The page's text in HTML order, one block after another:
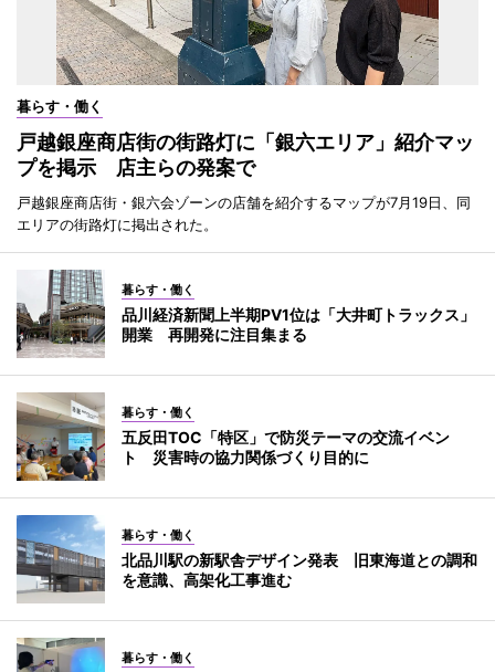
暮らす・働く
戸越銀座商店街の街路灯に「銀六エリア」紹介マッ
プを掲示 店主らの発案で
戸越銀座商店街・銀六会ゾーンの店舗を紹介するマップが7月19日、同
エリアの街路灯に掲出された。
暮らす・働く
品川経済新聞上半期PV1位は「大井町トラックス」
開業 再開発に注目集まる
暮らす・働く
五反田TOC「特区」で防災テーマの交流イベン
ト 災害時の協力関係づくり目的に
暮らす・働く
北品川駅の新駅舎デザイン発表 旧東海道との調和
を意識、高架化工事進む
暮らす・働く